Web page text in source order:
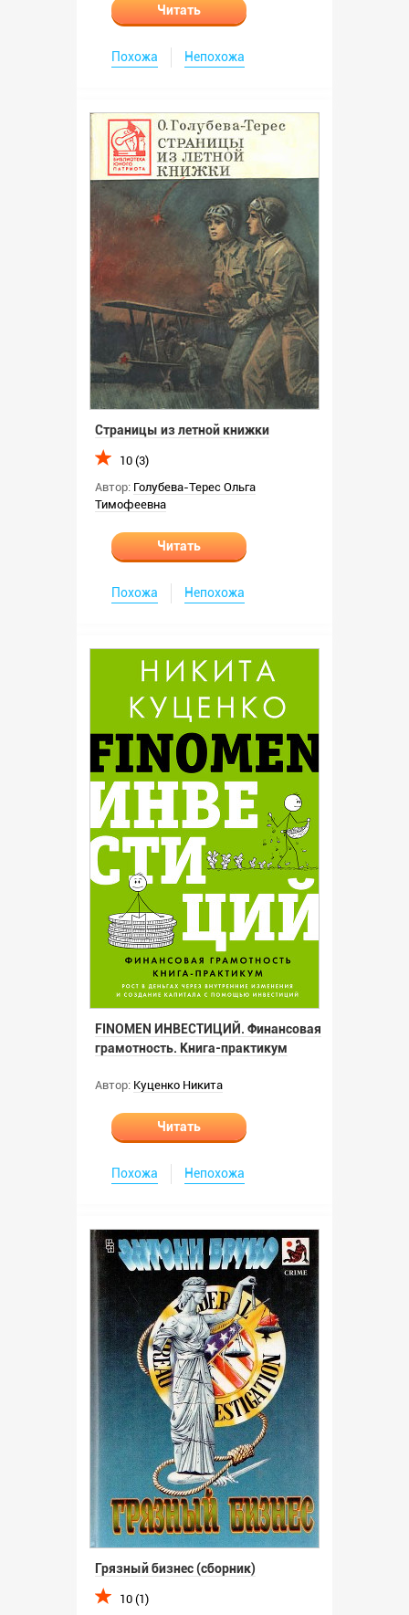
Читать
Похожа Непохожа
Страницы из летной книжки
10 (3)
Автор: Голубева-Терес Ольга
Тимофеевна
Читать
Похожа Непохожа
FINOMEN ИНВЕСТИЦИЙ. Финансовая
грамотность. Книга-практикум
Автор: Куценко Никита
Читать
Похожа Непохожа
Грязный бизнес (сборник)
10 (1)